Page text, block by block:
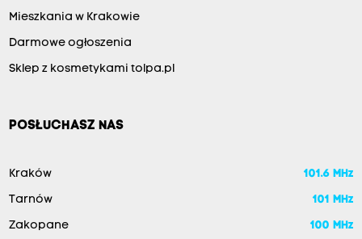
Mieszkania w Krakowie
Darmowe ogłoszenia
Sklep z kosmetykami tolpa.pl
POSŁUCHASZ NAS
Kraków 101.6 MHz
Tarnów 101 MHz
Zakopane 100 MHz